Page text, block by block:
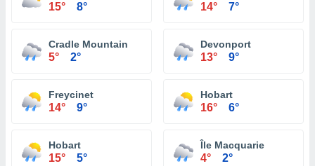
15° 8° 14° 7°
Cradle Mountain
5° 2°
Devonport
13° 9°
Freycinet
14° 9°
Hobart
16° 6°
Hobart
15° 5°
Île Macquarie
4° 2°